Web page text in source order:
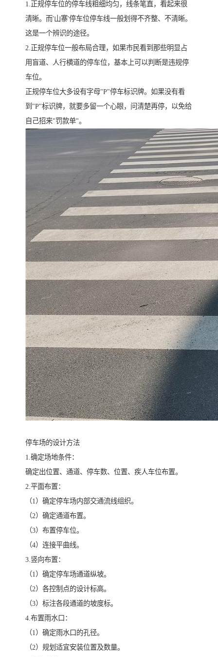
1.正规停车位的停车线粗细均匀，线条笔直，看起来很
清晰。而'山寨'停车位停车线一般划得不齐整、不清晰。
这是一个辨识的途径。
2.正规停车位一般布局合理，如果市民看到那些明显占
用盲道、人行横道的停车位，基本上可以判断是违规停
车位。
正规停车位大多设有字母"P"停车标识牌。如果没有看
到"P"标识牌，就要多留一个心眼，问清楚再停，以免给
自己招来"罚款单"。
停车场的设计方法
1.确定场地条件：
确定出位置、通道、停车数、位置、疾人车位布置。
2.平面布置：
（1）确定停车场内部交通流线组织。
（2）确定通道布置。
（3）布置停车位。
（4）连接平曲线。
3.竖向布置：
（1）确定停车场通道纵坡。
（2）各控制点的设计标高。
（3）标注各段通道的坡度标。
4.布置雨水口：
（1）确定雨水口的孔径。
（2）规划适宜安装位置及数量。